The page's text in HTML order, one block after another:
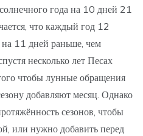
года на 10 дней 21
что каждый год 12
11 дней раньше, чем
несколько лет Песах
чтобы лунные обращения
добавляют месяц. Однако
сезонов, чтобы
или нужно добавить перед